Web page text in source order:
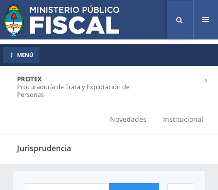
PROTEX
Procuraduría de Trata y Explotación de
Personas
Novedades Institucional
Jurisprudencia
MENÚ